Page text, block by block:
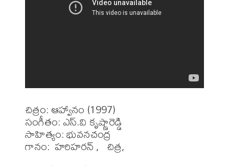
చిత్రం: ఆహ్వానం (1997)
సంగీతం: ఎస్.వి కృష్ణారెడ్డి
సాహిత్యం: భువనచంద్ర
గానం:  హరిహరన్ ,   చిత్ర,